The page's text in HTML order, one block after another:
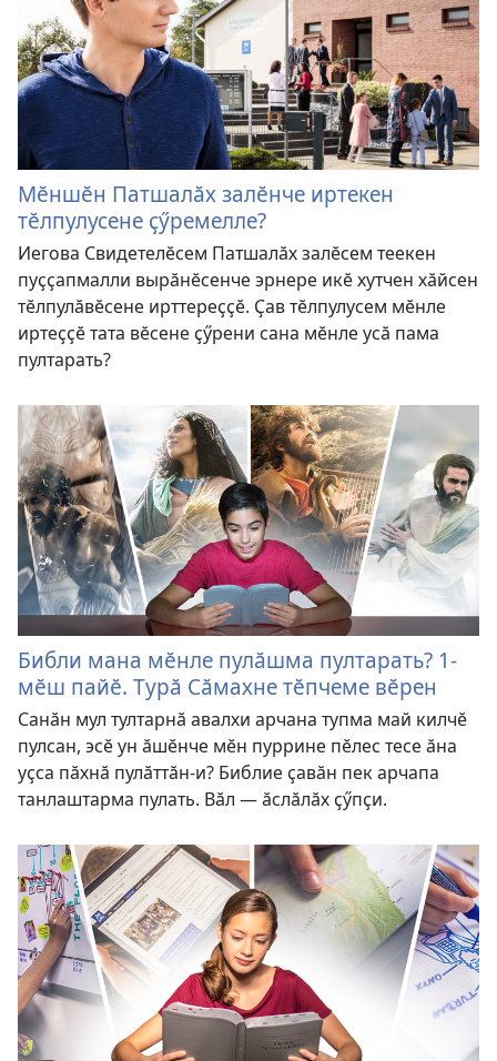
Мӗншӗн Патшалӑх залӗнче иртекен
тӗлпулусене ҫӳремелле?
Иегова Свидетелӗсем Патшалӑх залӗсем теекен
пуҫҫапмалли вырӑнӗсенче эрнере икӗ хутчен хӑйсен
тӗлпулӑвӗсене ирттереҫҫӗ. Ҫав тӗлпулусем мӗнле
иртеҫҫӗ тата вӗсене ҫӳрени сана мӗнле усӑ пама
пултарать?
Библи мана мӗнле пулӑшма пултарать? 1-
мӗш пайӗ. Турӑ Сӑмахне тӗпчеме вӗрен
Санӑн мул тултарнӑ авалхи арчана тупма май килчӗ
пулсан, эсӗ ун ӑшӗнче мӗн пуррине пӗлес тесе ӑна
уҫса пӑхнӑ пулӑттӑн-и? Библие ҫавӑн пек арчапа
танлаштарма пулать. Вӑл — ӑслӑлӑх ҫӳпҫи.